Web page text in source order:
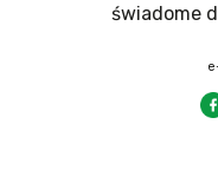
świadome